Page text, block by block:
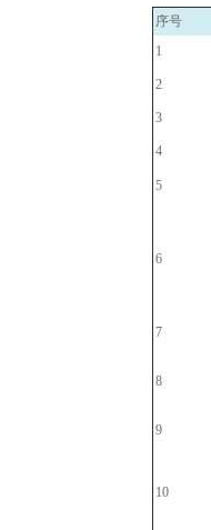
序号
1
2
3
4
5
6
7
8
9
10